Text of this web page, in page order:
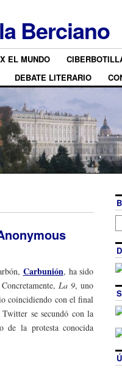
Berciano
EL MUNDO
DEBATE LITERARIO
Carbunión, ha sido
La 9, uno
coincidiendo con el final
se secundó con la
de la protesta conocida